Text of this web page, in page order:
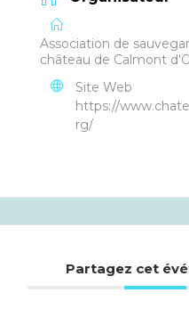
Association de
château de Calmont
Site Web
https://
rg/
Partagez cet